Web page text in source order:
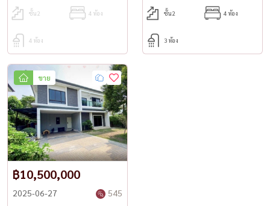
ชั้น2 4 ห้อง
4 ห้อง
ชั้น2 4 ห้อง
3 ห้อง
ขาย
฿10,500,000
2025-06-27 545